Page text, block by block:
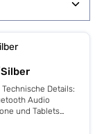
Details:
Audio
und Tablets